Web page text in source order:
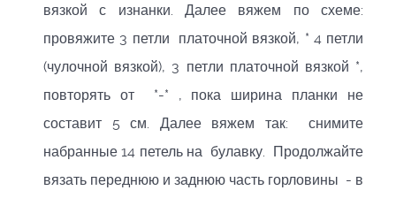
вязкой с изнанки. Далее вяжем по схеме:
провяжите 3 петли платочной вязкой, * 4 петли
(чулочной вязкой), 3 петли платочной вязкой *,
повторять от *-* , пока ширина планки не
составит 5 см. Далее вяжем так: снимите
набранные 14 петель на булавку. Продолжайте
вязать переднюю и заднюю часть горловины - в